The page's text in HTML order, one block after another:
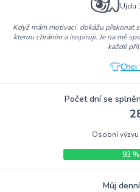
Ujdu
Když mám motivaci, dokážu překonat
kterou chráním a inspiruji. Je na mě
každé
Chci
Počet dní se
Osobní
93 %
Můj